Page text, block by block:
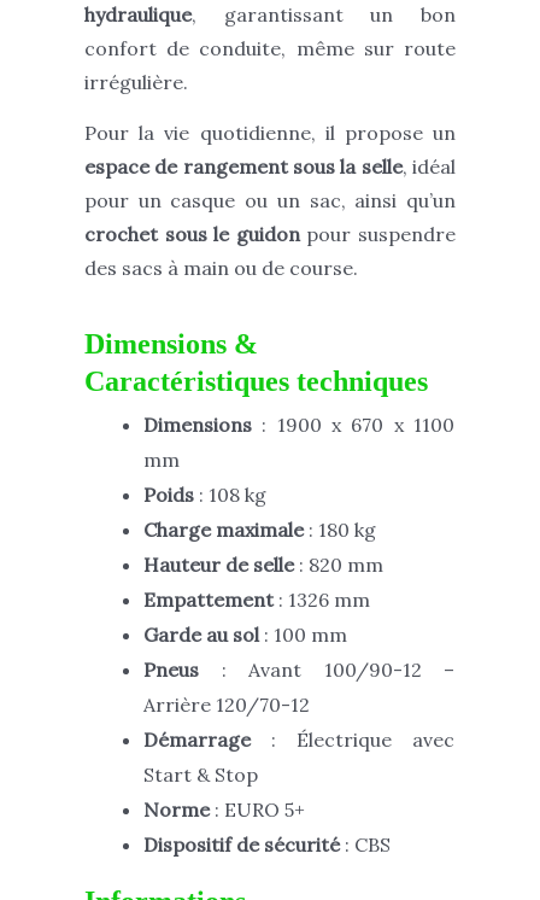
hydraulique, garantissant un bon
confort de conduite, même sur route
irrégulière.
Pour la vie quotidienne, il propose un
espace de rangement sous la selle, idéal
pour un casque ou un sac, ainsi qu’un
crochet sous le guidonpour suspendre
des sacs à main ou de course.
Dimensions &
Caractéristiques techniques
Dimensions : 1900 x 670 x 1100
mm
Poids : 108 kg
Charge maximale: 180 kg
Hauteur de selle: 820 mm
Empattement: 1326 mm
Garde au sol : 100 mm
Pneus : Avant 100/90-12 –
Arrière 120/70-12
Démarrage: Électrique avec
Start & Stop
Norme: EURO 5+
Dispositif de sécurité: CBS